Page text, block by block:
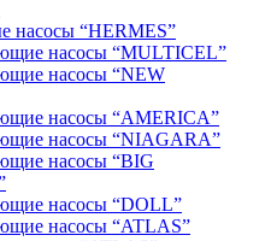
насосы “HERMES”
насосы “MULTICEL”
насосы “NEW
насосы “AMERICA”
насосы “NIAGARA”
насосы “BIG
насосы “DOLL”
насосы “ATLAS”